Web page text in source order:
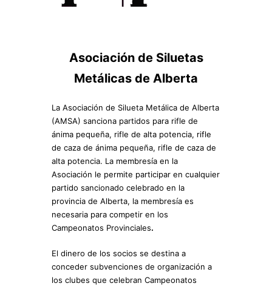
Asociación de Siluetas
Metálicas de Alberta
La Asociación de Silueta Metálica de Alberta
(AMSA) sanciona partidos para rifle de
ánima pequeña, rifle de alta potencia, rifle
de caza de ánima pequeña, rifle de caza de
alta potencia. La membresía en la
Asociación le permite participar en cualquier
partido sancionado celebrado en la
provincia de Alberta, la membresía es
necesaria para competir en los
Campeonatos Provinciales.
El dinero de los socios se destina a
conceder subvenciones de organización a
los clubes que celebran Campeonatos